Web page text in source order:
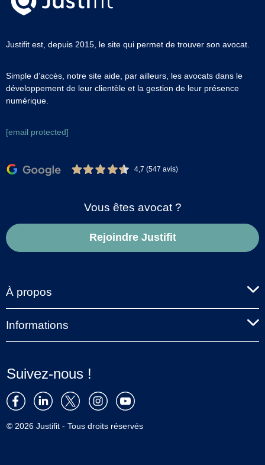
Justifit est, depuis 2015, le site qui permet de trouver son avocat.
Simple d’accès, notre site aide, par ailleurs, les avocats dans le
développement de leur clientèle et la gestion de leur présence
numérique.
[email protected]
4,7 (547 avis)
Vous êtes avocat ?
Rejoindre Justifit
À propos
Informations
Suivez-nous !
© 2026 Justifit - Tous droits réservés